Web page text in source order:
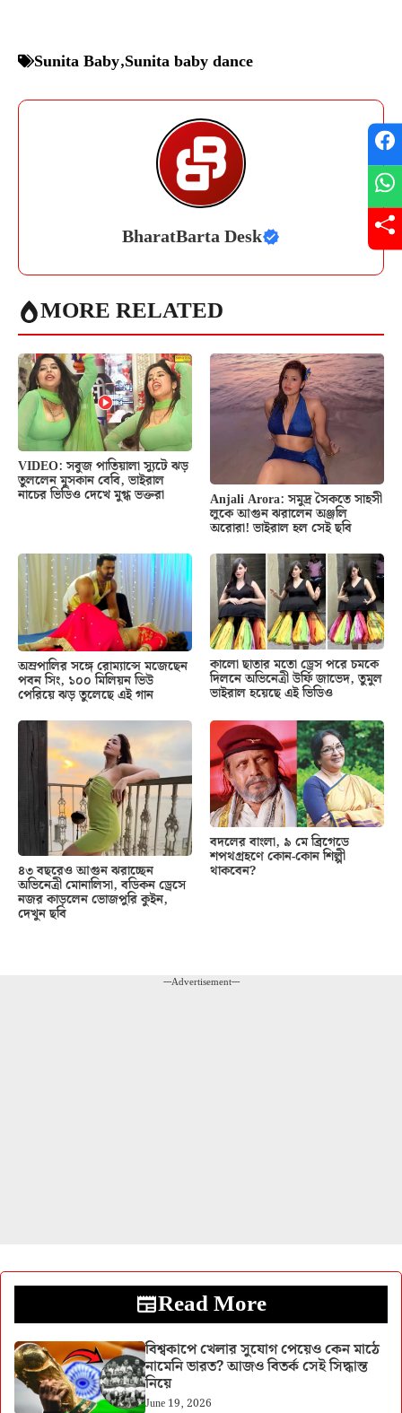
Sunita Baby,Sunita baby dance
BharatBarta Desk
MORE RELATED
VIDEO: সবুজ পাতিয়ালা স্যুটে ঝড়
তুললেন মুসকান বেবি, ভাইরাল
নাচের ভিডিও দেখে মুগ্ধ ভক্তরা Anjali Arora: সমুদ্র সৈকতে সাহসী
লুকে আগুন ঝরালেন অঞ্জলি
অরোরা! ভাইরাল হল সেই ছবি
অম্রপালির সঙ্গে রোম্যান্সে মজেছেন
পবন সিং, ১০০ মিলিয়ন ভিউ
পেরিয়ে ঝড় তুলেছে এই গান
কালো ছাতার মতো ড্রেস পরে চমকে
দিলনে অভিনেত্রী উর্ফি জাভেদ, তুমুল
ভাইরাল হয়েছে এই ভিডিও
৪৩ বছরেও আগুন ঝরাচ্ছেন
অভিনেত্রী মোনালিসা, বডিকন ড্রেসে
নজর কাড়লেন ভোজপুরি কুইন,
দেখুন ছবি
বদলের বাংলা, ৯ মে ব্রিগেডে
শপথগ্রহণে কোন-কোন শিল্পী
থাকবেন?
---Advertisement---
Read More
বিশ্বকাপে খেলার সুযোগ পেয়েও কেন মাঠে
নামেনি ভারত? আজও বিতর্ক সেই সিদ্ধান্ত
নিয়ে
June 19, 2026